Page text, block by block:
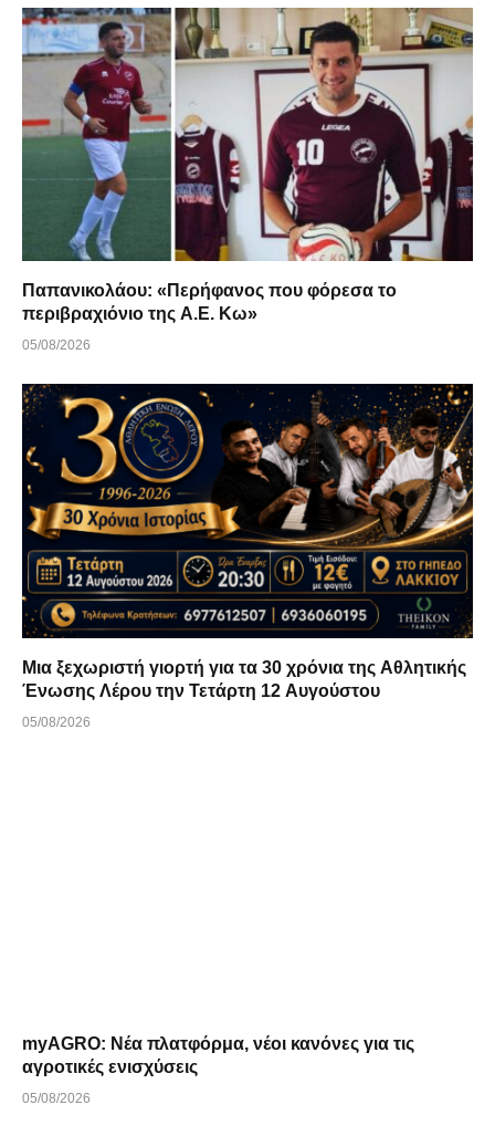
Παπανικολάου: «Περήφανος που φόρεσα το
περιβραχιόνιο της Α.Ε. Κω»
05/08/2026
Μια ξεχωριστή γιορτή για τα 30 χρόνια της Αθλητικής
Ένωσης Λέρου την Τετάρτη 12 Αυγούστου
05/08/2026
myAGRO: Νέα πλατφόρμα, νέοι κανόνες για τις
αγροτικές ενισχύσεις
05/08/2026